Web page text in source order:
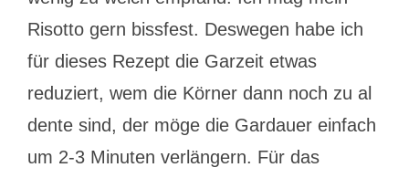
Risotto gern bissfest. Deswegen habe ich
für dieses Rezept die Garzeit etwas
reduziert, wem die Körner dann noch zu al
dente sind, der möge die Gardauer einfach
um 2-3 Minuten verlängern. Für das